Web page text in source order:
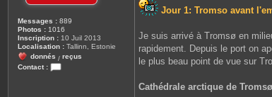
Messages : 889
Photos : 1016
Inscription : 10 Juil 2013
Localisation : Tallinn, Estonie
donnés / reçus
Contact :
Jour 1: Tromso avant
Je suis arrivé à Tromsø en
rapidement. Depuis le port on
le plus beau point de vue sur
Cathédrale arctique de Tromsø